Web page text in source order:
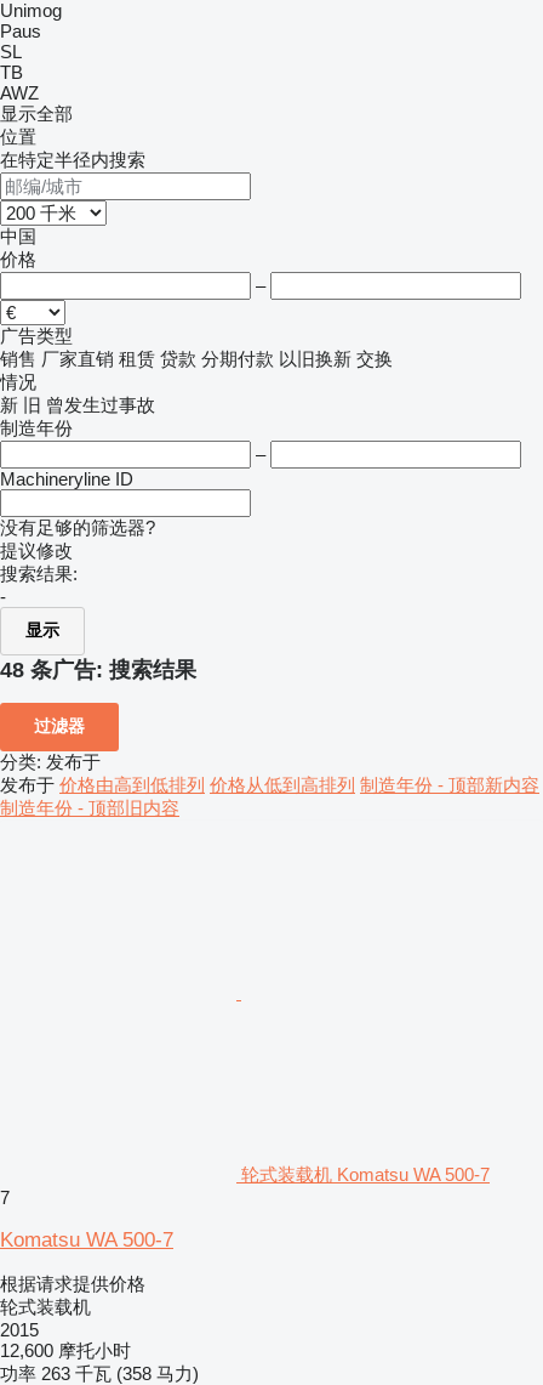
Unimog
Paus
SL
TB
AWZ
显示全部
位置
在特定半径内搜索
中国
价格
–
广告类型
销售 厂家直销 租赁 贷款 分期付款 以旧换新 交换
情况
新 旧 曾发生过事故
制造年份
–
Machineryline ID
没有足够的筛选器?
提议修改
搜索结果:
-
显示
48 条广告: 搜索结果
过滤器
分类: 发布于
发布于 价格由高到低排列 价格从低到高排列 制造年份 - 顶部新内容
制造年份 - 顶部旧内容
轮式装载机 Komatsu WA 500-7
7
Komatsu WA 500-7
根据请求提供价格
轮式装载机
2015
12,600 摩托小时
功率 263 千瓦 (358 马力)